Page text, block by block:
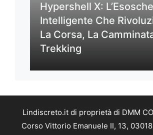
Hypershell X:
Intelligente Che
La Corsa, La
Trekking
Lindiscreto.it di proprietà di DMM
Corso Vittorio Emanuele II, 13,